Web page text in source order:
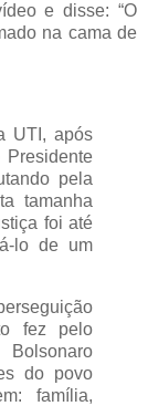
e disse: “O
na cama de
UTI, após
pela
tamanha
foi até
lo de um
fez pelo
do povo
família,